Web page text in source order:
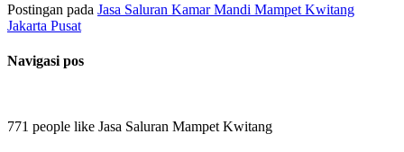
Postingan pada Jasa Saluran Kamar Mandi Mampet Kwitang
Jakarta Pusat
Navigasi pos
771 people like Jasa Saluran Mampet Kwitang